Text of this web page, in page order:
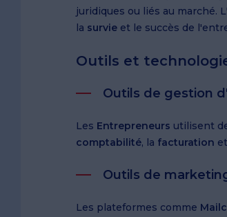
juridiques ou liés au marché. L'
la survie et le succès de
Outils et
Outils de gestion
Les Entrepreneurs utilisent
comptabilité, la facturation
Outils de
Les plateformes comme